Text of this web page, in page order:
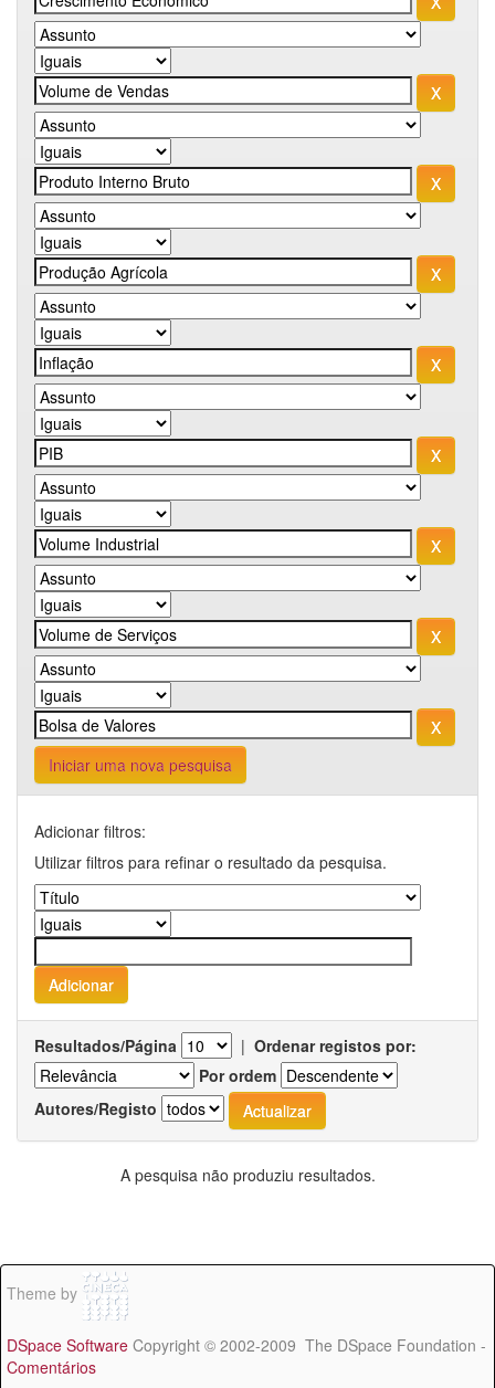
Iniciar uma nova pesquisa
Adicionar filtros:
Utilizar filtros para refinar o resultado da pesquisa.
Resultados/Página | Ordenar registos por:
Por ordem
Autores/Registo
A pesquisa não produziu resultados.
Theme by
DSpace Software Copyright © 2002-2009 The DSpace Foundation -
Comentários